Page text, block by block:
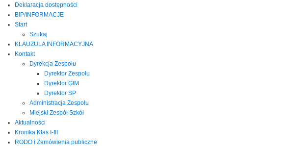
Deklaracja dostępności
BIP/INFORMACJE
Start
Szukaj
KLAUZULA INFORMACYJNA
Kontakt
Dyrekcja Zespołu
Dyrektor Zespołu
Dyrektor GIM
Dyrektor SP
Administracja Zespołu
Miejski Zespół Szkół
Aktualności
Kronika Klas I-III
RODO i Zamówienia publiczne